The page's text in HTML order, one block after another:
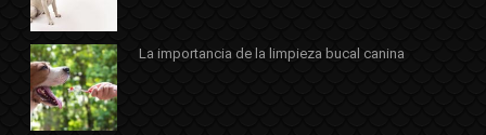
La importancia de la limpieza bucal canina